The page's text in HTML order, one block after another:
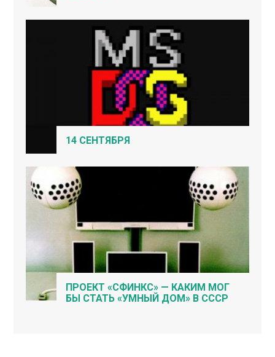
14 СЕНТЯБРЯ
ПРОЕКТ «СФИНКС» — КАКИМ МОГ
БЫ СТАТЬ «УМНЫЙ ДОМ» В СССР